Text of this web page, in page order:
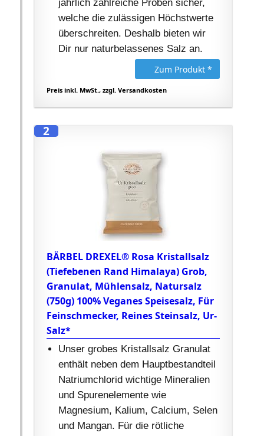
jährlich zahlreiche Proben sicher,
welche die zulässigen Höchstwerte
überschreiten. Deshalb bieten wir
Dir nur naturbelassenes Salz an.
Zum Produkt *
Preis inkl. MwSt., zzgl. Versandkosten
2
BÄRBEL DREXEL® Rosa Kristallsalz
(Tiefebenen Rand Himalaya) Grob,
Granulat, Mühlensalz, Natursalz
(750g) 100% Veganes Speisesalz, Für
Feinschmecker, Reines Steinsalz, Ur-
Salz*
Unser grobes Kristallsalz Granulat
enthält neben dem Hauptbestandteil
Natriumchlorid wichtige Mineralien
und Spurenelemente wie
Magnesium, Kalium, Calcium, Selen
und Mangan. Für die rötliche